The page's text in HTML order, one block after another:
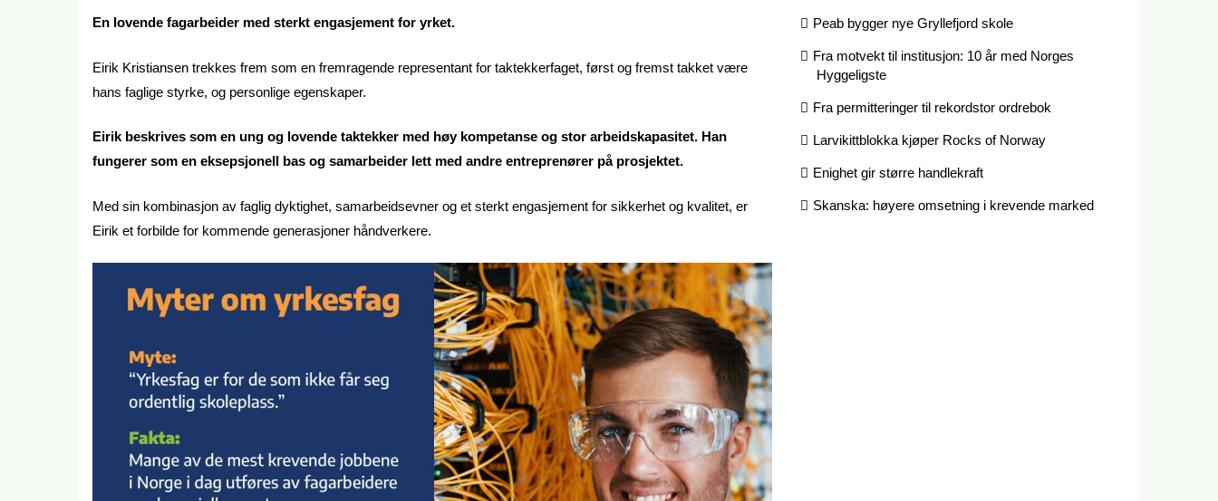
En lovende fagarbeider med sterkt engasjement for yrket.
Eirik Kristiansen trekkes frem som en fremragende representant for taktekkerfaget, først og fremst takket være
hans faglige styrke, og personlige egenskaper.
Eirik beskrives som en ung og lovende taktekker med høy kompetanse og stor arbeidskapasitet. Han
fungerer som en eksepsjonell bas og samarbeider lett med andre entreprenører på prosjektet.
Med sin kombinasjon av faglig dyktighet, samarbeidsevner og et sterkt engasjement for sikkerhet og kvalitet, er
Eirik et forbilde for kommende generasjoner håndverkere.
Peab bygger nye Gryllefjord skole
Fra motvekt til institusjon: 10 år med Norges
Hyggeligste
Fra permitteringer til rekordstor ordrebok
Larvikittblokka kjøper Rocks of Norway
Enighet gir større handlekraft
Skanska: høyere omsetning i krevende marked